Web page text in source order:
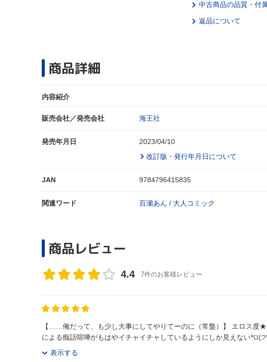
中古商品の品質・付
返品について
商品詳細
内容紹介
販売会社／発売会社 海王社
発売年月日
2023/04/10
改訂版・発行年月日について
JAN 9784796415835
関連ワード 百瀬あん / 大人コミック
商品レビュー
4.4 7件のお客様レビュー
【……俺だって、も少し大事にしてやりてーのに（常盤）】 エロス度★★★★★ 常盤と楪の恋物語第3巻、開幕♡ 常盤と楪のケンカップル
表示する